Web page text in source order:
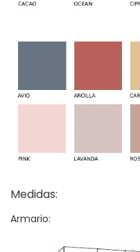
Medidas:
Armario: